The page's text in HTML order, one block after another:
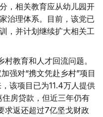
，相关教育应从幼儿园开
治理体系。目前，该党已
，并计划继续扩大相关工
村教育和人才回流问题。
强对“携文凭赴乡村”项目
该项目已为11.4万人提供
房贷款，但近三年仍有
求返还超过7亿坚戈财政